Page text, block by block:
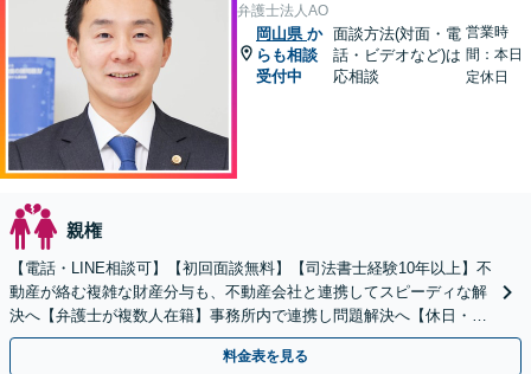
弁護士法人AO
岡山県 か
らも相談
受付中
面談方法(対面・電
話・ビデオなど)は
応相談
営業時
間：本日
定休日
親権
【電話・LINE相談可】【初回面談無料】【司法書士経験10年以上】不
動産が絡む複雑な財産分与も、不動産会社と連携してスピーディな解
決へ【弁護士が複数人在籍】事務所内で連携し問題解決へ【休日・夜
間面談可】【子連れ相談可】【虎ノ門駅1分】
料金表を見る